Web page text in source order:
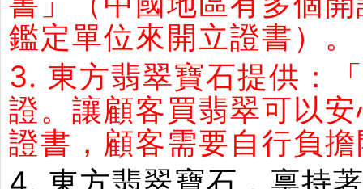
鑑定單位來開立證書）。
3. 東方翡翠寶石提供：
證。讓顧客買翡翠可以
證書，顧客需要自行負